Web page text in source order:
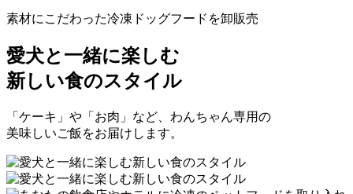
素材にこだわった冷凍ドッグフードを卸販売
愛犬と一緒に楽しむ
新しい食のスタイル
「ケーキ」や「お肉」など、わんちゃん専用の
美味しいご飯をお届けします。